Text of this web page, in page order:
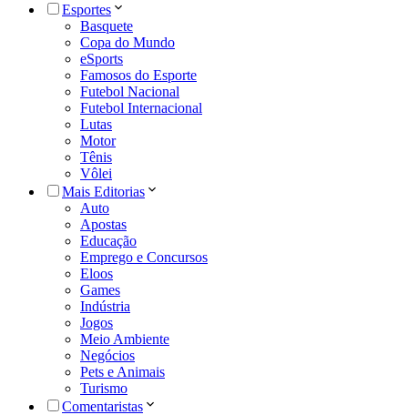
Esportes
Basquete
Copa do Mundo
eSports
Famosos do Esporte
Futebol Nacional
Futebol Internacional
Lutas
Motor
Tênis
Vôlei
Mais Editorias
Auto
Apostas
Educação
Emprego e Concursos
Eloos
Games
Indústria
Jogos
Meio Ambiente
Negócios
Pets e Animais
Turismo
Comentaristas